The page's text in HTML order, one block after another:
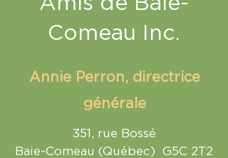
Comeau Inc.
Annie Perron, directrice
générale
351, rue Bossé
Baie-Comeau (Québec) G5C 2T2